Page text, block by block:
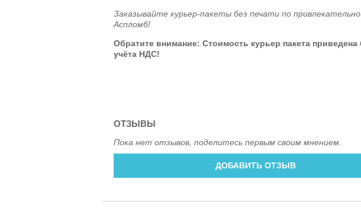
Заказывайте курьер-пакеты без печати по
Аспломб!
Обратите внимание: Стоимость курьер пакета приведена
учёта НДС!
ОТЗЫВЫ
Пока нет отзывов, поделитесь первым своим мнением.
ДОБАВИТЬ ОТЗЫВ